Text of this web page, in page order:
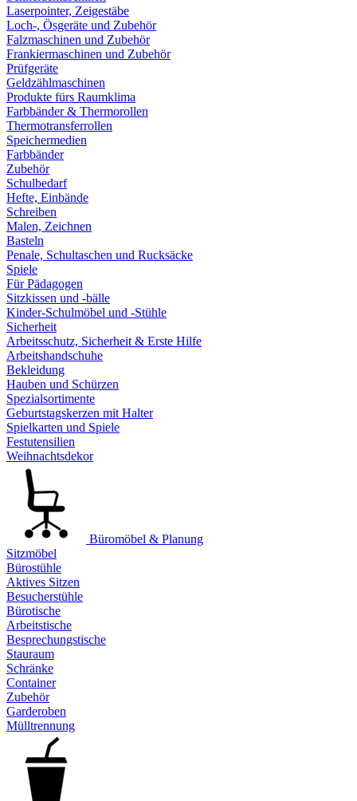
Laserpointer, Zeigestäbe
Loch-, Ösgeräte und Zubehör
Falzmaschinen und Zubehör
Frankiermaschinen und Zubehör
Prüfgeräte
Geldzählmaschinen
Produkte fürs Raumklima
Farbbänder & Thermorollen
Thermotransferrollen
Speichermedien
Farbbänder
Zubehör
Schulbedarf
Hefte, Einbände
Schreiben
Malen, Zeichnen
Basteln
Penale, Schultaschen und Rucksäcke
Spiele
Für Pädagogen
Sitzkissen und -bälle
Kinder-Schulmöbel und -Stühle
Sicherheit
Arbeitsschutz, Sicherheit & Erste Hilfe
Arbeitshandschuhe
Bekleidung
Hauben und Schürzen
Spezialsortimente
Geburtstagskerzen mit Halter
Spielkarten und Spiele
Festutensilien
Weihnachtsdekor
Büromöbel & Planung
Sitzmöbel
Bürostühle
Aktives Sitzen
Besucherstühle
Bürotische
Arbeitstische
Besprechungstische
Stauraum
Schränke
Container
Zubehör
Garderoben
Mülltrennung